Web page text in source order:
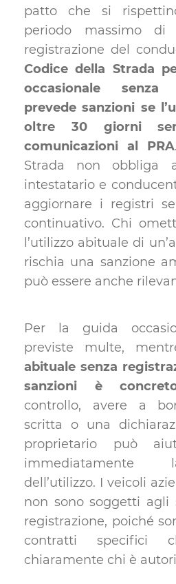
patto che si
periodo massimo
registrazione del
Codice della Strada
occasionale
prevede sanzioni se
oltre 30 giorni
comunicazioni al PRA
Strada non obbliga
intestatario e
aggiornare i registri
continuativo. Chi
l’utilizzo abituale di
rischia una sanzione
può essere anche
Per la guida
previste multe,
abituale senza
sanzioni è
controllo, avere a
scritta o una
proprietario può
dell’utilizzo. I veicoli
non sono soggetti agli
registrazione, poiché
contratti specifici
chiaramente chi è